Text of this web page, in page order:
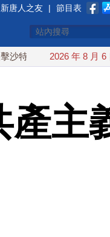
新唐人之友 | 節目表
台灣漢光演習 賴
2026 年 8 月 6
產主